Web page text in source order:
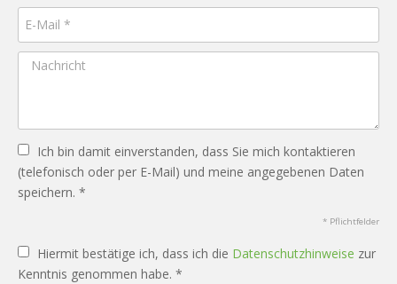
Ich bin damit einverstanden, dass Sie mich kontaktieren
(telefonisch oder per E-Mail) und meine angegebenen Daten
speichern. *
* Pflichtfelder
Hiermit bestätige ich, dass ich die Datenschutzhinweise zur
Kenntnis genommen habe. *